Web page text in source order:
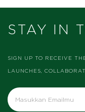
STAY IN
SIGN UP TO RECEIVE
LAUNCHES,